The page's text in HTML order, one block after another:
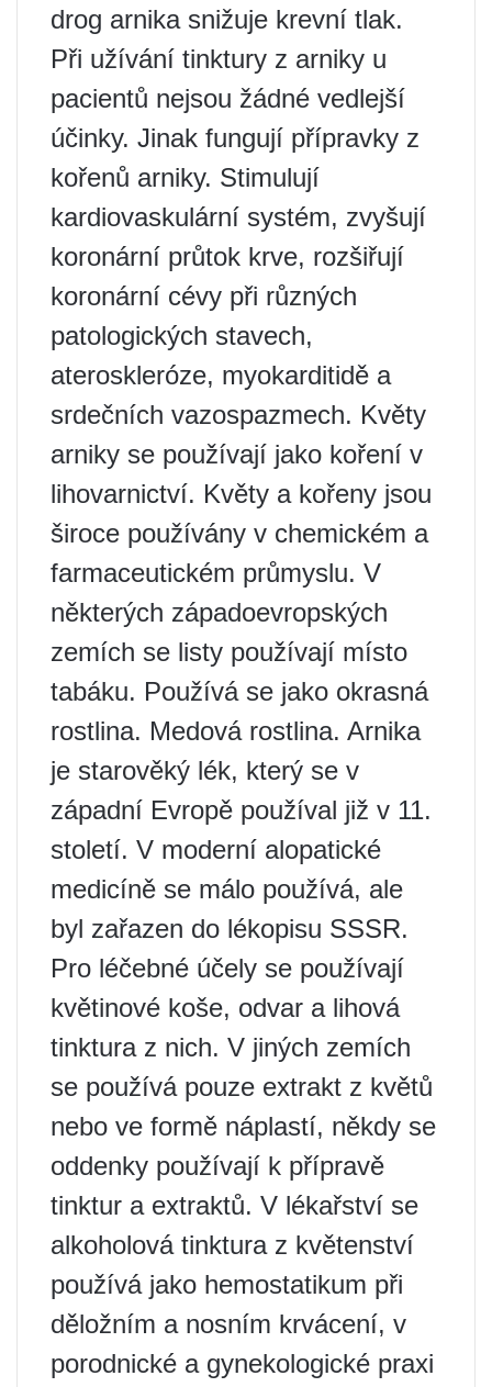
drog arnika snižuje krevní tlak.
Při užívání tinktury z arniky u
pacientů nejsou žádné vedlejší
účinky. Jinak fungují přípravky z
kořenů arniky. Stimulují
kardiovaskulární systém, zvyšují
koronární průtok krve, rozšiřují
koronární cévy při různých
patologických stavech,
ateroskleróze, myokarditidě a
srdečních vazospazmech. Květy
arniky se používají jako koření v
lihovarnictví. Květy a kořeny jsou
široce používány v chemickém a
farmaceutickém průmyslu. V
některých západoevropských
zemích se listy používají místo
tabáku. Používá se jako okrasná
rostlina. Medová rostlina. Arnika
je starověký lék, který se v
západní Evropě používal již v 11.
století. V moderní alopatické
medicíně se málo používá, ale
byl zařazen do lékopisu SSSR.
Pro léčebné účely se používají
květinové koše, odvar a lihová
tinktura z nich. V jiných zemích
se používá pouze extrakt z květů
nebo ve formě náplastí, někdy se
oddenky používají k přípravě
tinktur a extraktů. V lékařství se
alkoholová tinktura z květenství
používá jako hemostatikum při
děložním a nosním krvácení, v
porodnické a gynekologické praxi